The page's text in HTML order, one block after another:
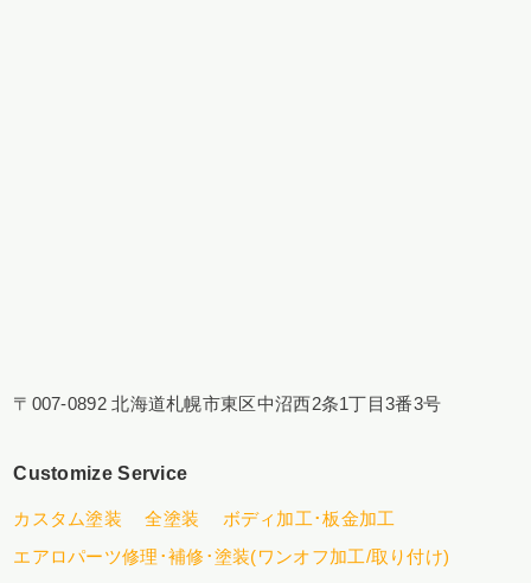
〒007-0892 北海道札幌市東区中沼西2条1丁目3番3号
Customize Service
カスタム塗装 全塗装
ボディ加工･板金加工
エアロパーツ修理･補修･塗装(ワンオフ加工/取り付け)